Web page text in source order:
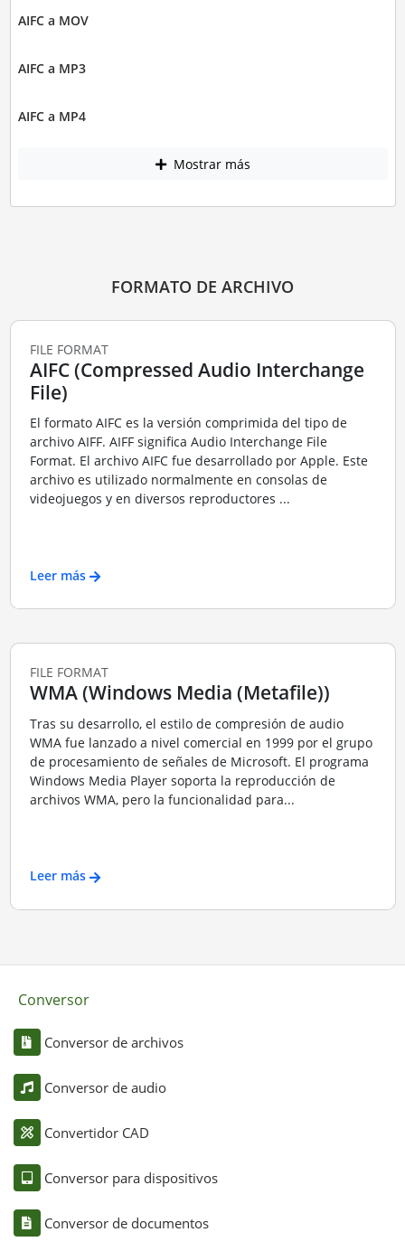
AIFC a MOV
AIFC a MP3
AIFC a MP4
Mostrar más
FORMATO DE ARCHIVO
FILE FORMAT
AIFC (Compressed Audio Interchange
File)
El formato AIFC es la versión comprimida del tipo de
archivo AIFF. AIFF significa Audio Interchange File
Format. El archivo AIFC fue desarrollado por Apple. Este
archivo es utilizado normalmente en consolas de
videojuegos y en diversos reproductores ...
Leer más
FILE FORMAT
WMA (Windows Media (Metafile))
Tras su desarrollo, el estilo de compresión de audio
WMA fue lanzado a nivel comercial en 1999 por el grupo
de procesamiento de señales de Microsoft. El programa
Windows Media Player soporta la reproducción de
archivos WMA, pero la funcionalidad para...
Leer más
Conversor
Conversor de archivos
Conversor de audio
Convertidor CAD
Conversor para dispositivos
Conversor de documentos